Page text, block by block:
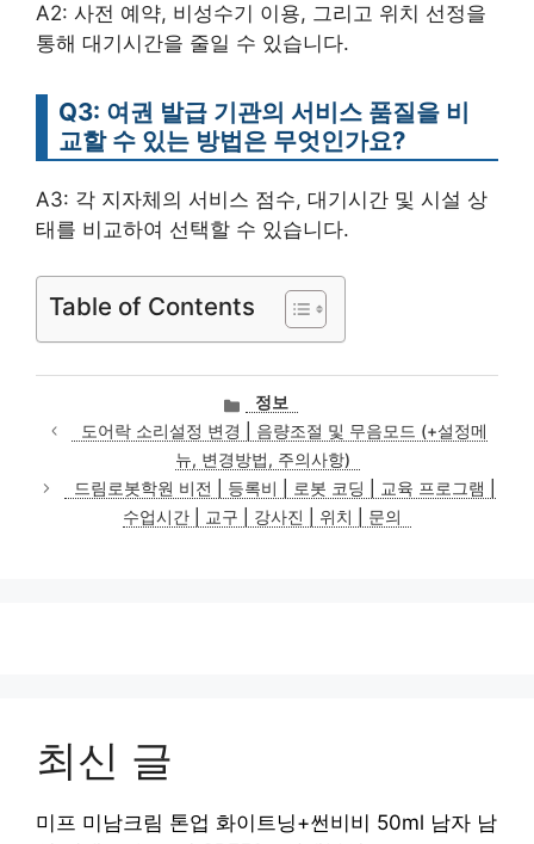
A2: 사전 예약, 비성수기 이용, 그리고 위치 선정을
통해 대기시간을 줄일 수 있습니다.
Q3: 여권 발급 기관의 서비스 품질을 비
교할 수 있는 방법은 무엇인가요?
A3: 각 지자체의 서비스 점수, 대기시간 및 시설 상
태를 비교하여 선택할 수 있습니다.
Table of Contents
카
테
고
리
정보
도어락 소리설정 변경 | 음량조절 및 무음모드 (+설정메
뉴, 변경방법, 주의사항)
드림로봇학원 비전 | 등록비 | 로봇 코딩 | 교육 프로그램 |
수업시간 | 교구 | 강사진 | 위치 | 문의
최신 글
미프 미남크림 톤업 화이트닝+썬비비 50ml 남자 남